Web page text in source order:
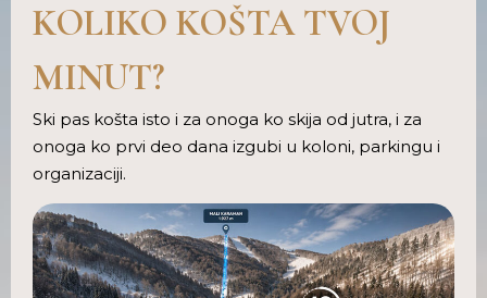
KOLIKO KOŠTA TVOJ
MINUT?
Ski pas košta isto i za onoga ko skija od jutra, i za
onoga ko prvi deo dana izgubi u koloni, parkingu i
organizaciji.